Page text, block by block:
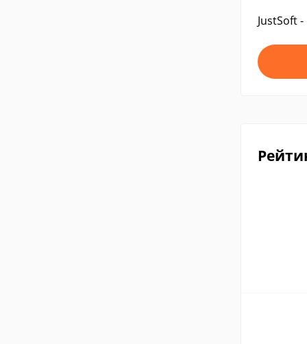
JustSoft